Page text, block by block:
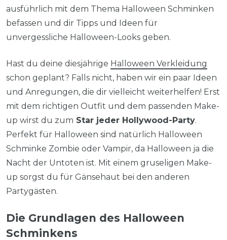
ausführlich mit dem Thema Halloween Schminken
befassen und dir Tipps und Ideen für
unvergessliche Halloween-Looks geben.
Hast du deine diesjährige Halloween Verkleidung
schon geplant? Falls nicht, haben wir ein paar Ideen
und Anregungen, die dir vielleicht weiterhelfen! Erst
mit dem richtigen Outfit und dem passenden Make-
up wirst du zum Star jeder Hollywood-Party.
Perfekt für Halloween sind natürlich Halloween
Schminke Zombie oder Vampir, da Halloween ja die
Nacht der Untoten ist. Mit einem gruseligen Make-
up sorgst du für Gänsehaut bei den anderen
Partygästen.
Die Grundlagen des Halloween
Schminkens